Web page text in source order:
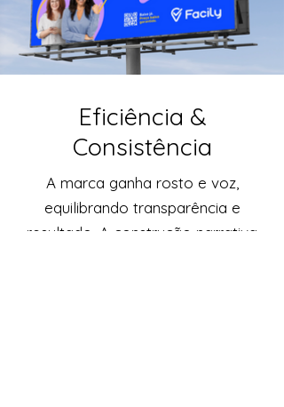
Eficiência &
Consistência
A marca ganha rosto e voz,
equilibrando transparência e
resultado. A construção narrativa